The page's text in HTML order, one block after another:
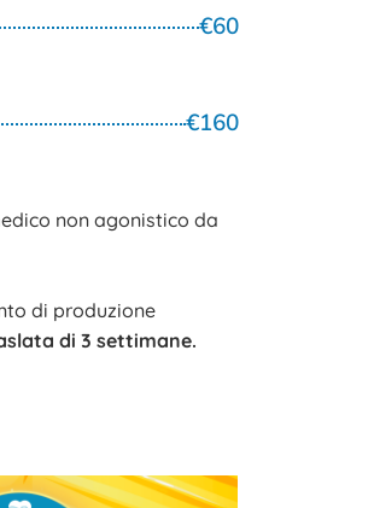
€60
€160
non agonistico da
di produzione
di 3 settimane.